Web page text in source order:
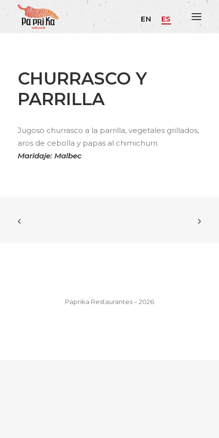
EN ES
CHURRASCO Y
PARRILLA
Jugoso churrasco a la parrilla, vegetales grillados,
aros de cebolla y papas al chimichurri.
Maridaje: Malbec
Paprika Restaurantes – 2026